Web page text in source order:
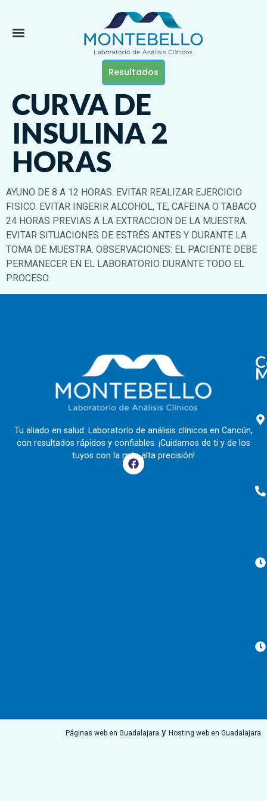
Resultados
CURVA DE
INSULINA 2
HORAS
AYUNO DE 8 A 12 HORAS. EVITAR REALIZAR EJERCICIO
FISICO. EVITAR INGERIR ALCOHOL, TE, CAFEINA O TABACO
24 HORAS PREVIAS A LA EXTRACCION DE LA MUESTRA.
EVITAR SITUACIONES DE ESTRÉS ANTES Y DURANTE LA
TOMA DE MUESTRA. OBSERVACIONES: EL PACIENTE DEBE
PERMANECER EN EL LABORATORIO DURANTE TODO EL
PROCESO.
Tu aliado en salud. Laboratorío de análisis clínicos en Cancún,
con resultados rápidos y confiables. ¡Cuidamos de ti y de los
tuyos con la más alta precisión!
Páginas web en Guadalajara y Hosting web en Guadalajara